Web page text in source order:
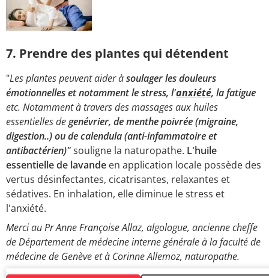
7. Prendre des plantes qui détendent
"Les plantes peuvent aider àsoulager les douleurs
émotionnelles et notamment le stress, l'anxiété, la fatigue
etc. Notamment à travers des massages aux huiles
essentielles degenévrier, de menthe poivrée (migraine,
digestion..) ou de calendula (anti-infammatoire et
antibactérien)"souligne la naturopathe. L'huile
essentielle de lavande en application locale possède des
vertus désinfectantes, cicatrisantes, relaxantes et
sédatives. En inhalation, elle diminue le stress et
l'anxiété.
Merci au Pr Anne Françoise Allaz, algologue, ancienne cheffe
de Département de médecine interne générale à la faculté de
médecine de Genève et à Corinne Allemoz, naturopathe.